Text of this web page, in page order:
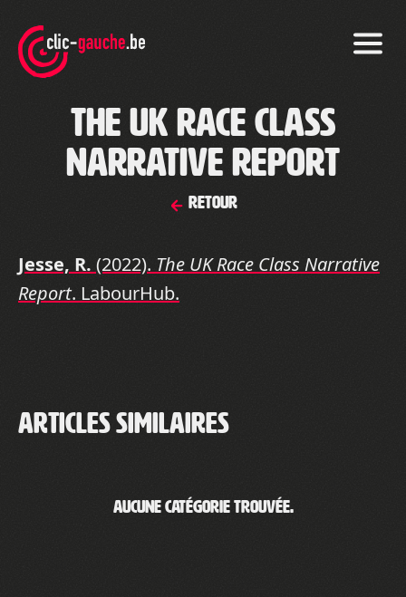
the
content
The UK Race Class
Narrative Report
Retour
Jesse, R. (2022). The UK Race Class Narrative
Report. LabourHub.
Articles similaires
Aucune catégorie trouvée.